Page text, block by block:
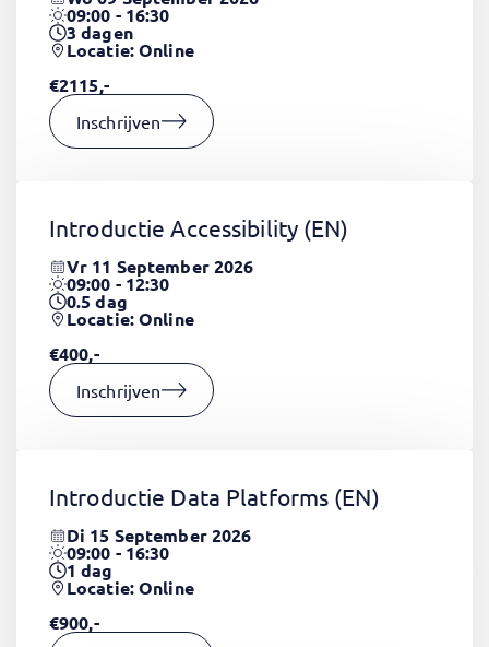
09:00 - 16:30
3dagen
Locatie: Online
€2115,-
Inschrijven
Introductie Accessibility (EN)
Vr 11 September 2026
09:00 - 12:30
0.5dag
Locatie: Online
€400,-
Inschrijven
Introductie Data Platforms (EN)
Di 15 September 2026
09:00 - 16:30
1dag
Locatie: Online
€900,-